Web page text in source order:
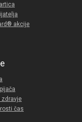
akcije
zdravje
čas